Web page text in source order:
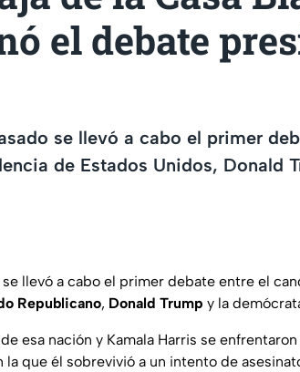
el debate
se llevó a cabo el primer
de Estados Unidos, Donald
llevó a cabo el primer debate entre el
Republicano, Donald Trump y la
esa nación y Kamala Harris se
la que él sobrevivió a un intento de